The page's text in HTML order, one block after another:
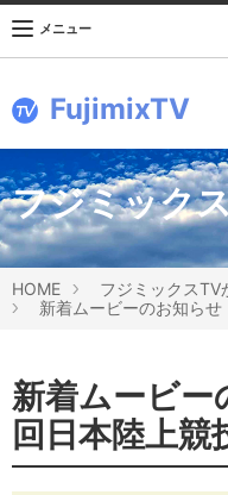
FujimixTV
メニュー
フジミック
HOME
フジミックスTV
新着ムービーのお知ら
新着ムービ
回日本陸上競